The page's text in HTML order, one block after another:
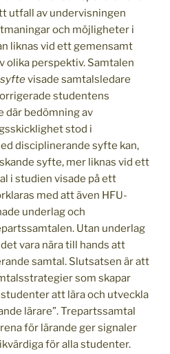
utfall av undervisningen
och möjligheter i
liknas vid ett gemensamt
olika perspektiv. Samtalen
visade samtalsledare
studentens
där bedömning av
stod i
disciplinerande syfte kan,
syfte, mer liknas vid ett
i studien visade på ett
med att även HFU-
underlag och
Utan underlag
vara nära till hands att
samtal. Slutsatsen är att
som skapar
att lära och utveckla
lärare”. Trepartssamtal
för lärande ger signaler
för alla studenter.